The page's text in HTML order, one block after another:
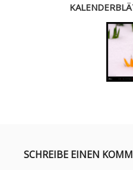
SCHREIBE EINEN